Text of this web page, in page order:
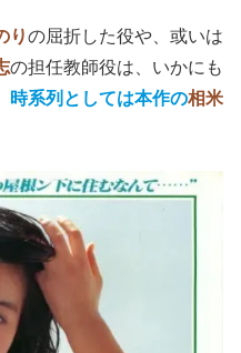
りの屈折した役や、或いは
の担任教師役は、いかにも
時系列としては本作の相米